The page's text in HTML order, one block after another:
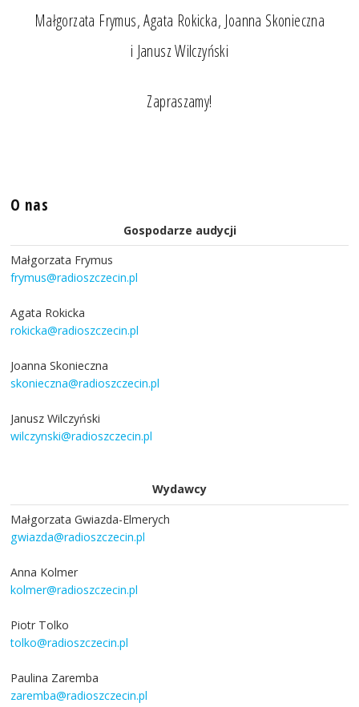
Małgorzata Frymus, Agata Rokicka, Joanna Skonieczna
i Janusz Wilczyński
Zapraszamy!
O nas
Gospodarze audycji
Małgorzata Frymus
frymus@radioszczecin.pl
Agata Rokicka
rokicka@radioszczecin.pl
Joanna Skonieczna
skonieczna@radioszczecin.pl
Janusz Wilczyński
wilczynski@radioszczecin.pl
Wydawcy
Małgorzata Gwiazda-Elmerych
gwiazda@radioszczecin.pl
Anna Kolmer
kolmer@radioszczecin.pl
Piotr Tolko
tolko@radioszczecin.pl
Paulina Zaremba
zaremba@radioszczecin.pl